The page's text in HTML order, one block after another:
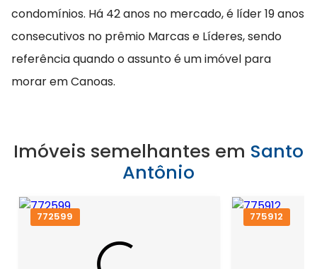
condomínios. Há 42 anos no mercado, é líder 19 anos
consecutivos no prêmio Marcas e Líderes, sendo
referência quando o assunto é um imóvel para
morar em Canoas.
Imóveis semelhantes em Santo
Antônio
772599 775912